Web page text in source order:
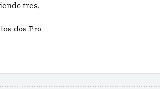
tres,
dos Pro